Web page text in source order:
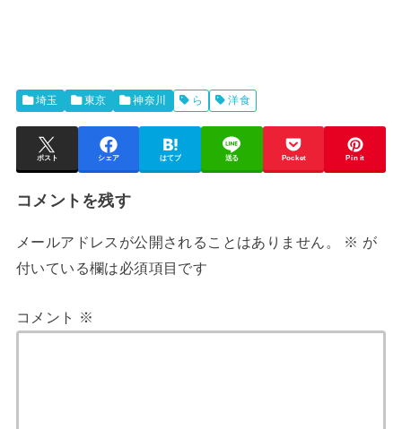
埼玉 東京 神奈川 ら 洋食
ポスト シェア はてブ 送る Pocket Pin it
コメントを残す
メールアドレスが公開されることはありません。 ※ が
付いている欄は必須項目です
コメント ※